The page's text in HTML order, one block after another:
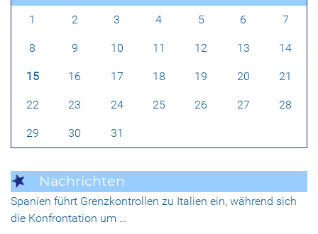
1 2 3 4 5 6 7
8 9 10 11 12 13 14
15 16 17 18 19 20 21
22 23 24 25 26 27 28
29 30 31
Nachrichten
Spanien führt Grenzkontrollen zu Italien ein, während sich
die Konfrontation um …